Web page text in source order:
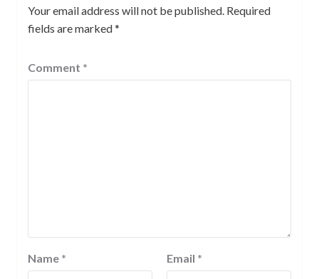
Your email address will not be published. Required
fields are marked*
Comment *
Name * Email *